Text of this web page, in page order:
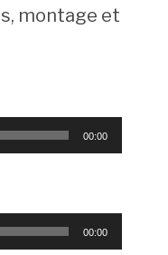
montage et
00:00
00:00